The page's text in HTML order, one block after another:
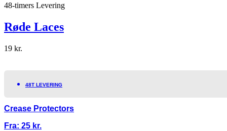
48-timers Levering
Røde Laces
19 kr.
48T LEVERING
Crease Protectors
Fra: 25 kr.